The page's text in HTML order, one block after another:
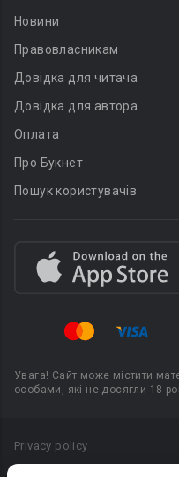
Новини
Правовласникам
Довідка для читача
Довідка для автора
Оплата
Про Букнет
Пошук користувачів
Увага! Сайт може містити
особами, які не досягли 18
Privacy policy